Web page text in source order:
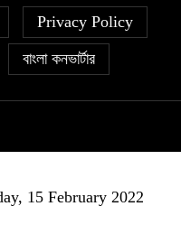
Privacy Policy
বাংলা কনভার্টার
15 February 2022